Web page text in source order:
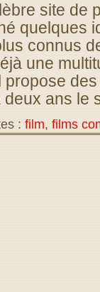
site de
quelques
connus
une
deux ans le
: film, films